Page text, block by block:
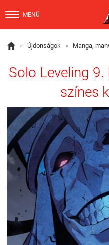
MENÜ
 » Újdonságok » Manga,
Solo Leveling
színes